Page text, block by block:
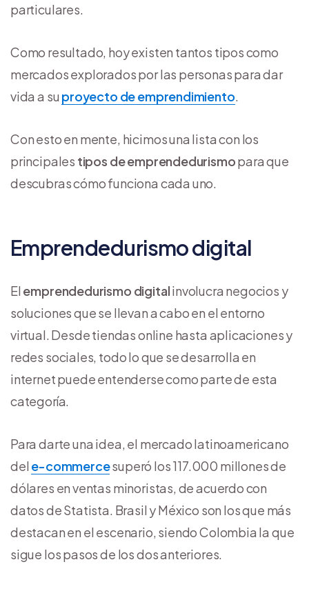
particulares.
Como resultado, hoy existen tantos tipos como
mercados explorados por las personas para dar
vida a su proyecto de emprendimiento.
Con esto en mente, hicimos una lista con los
principales tipos de emprendedurismopara que
descubras cómo funciona cada uno.
Emprendedurismo digital
El emprendedurismo digitalinvolucra negocios y
soluciones que se llevan a cabo en el entorno
virtual. Desde tiendas online hasta aplicaciones y
redes sociales, todo lo que se desarrolla en
internet puede entenderse como parte de esta
categoría.
Para darte una idea, el mercado latinoamericano
del e-commercesuperó los 117.000 millones de
dólares en ventas minoristas, de acuerdo con
datos de Statista. Brasil y México son los que más
destacan en el escenario, siendo Colombia la que
sigue los pasos de los dos anteriores.